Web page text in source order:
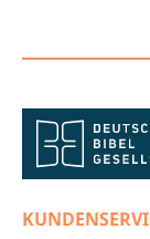
freier Autor
sich bitte